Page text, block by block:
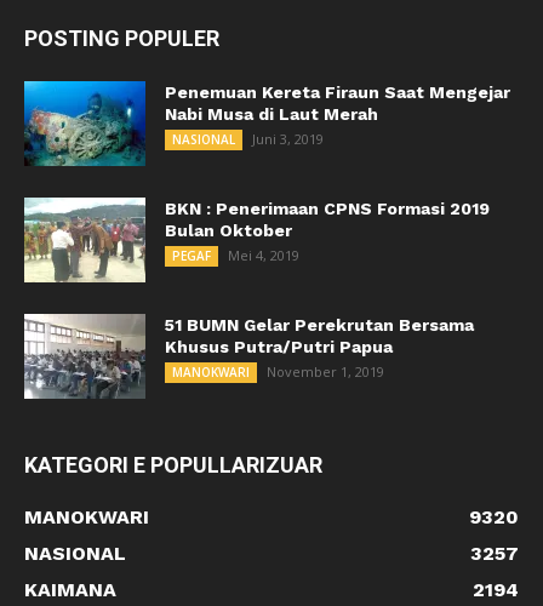
POSTING POPULER
Penemuan Kereta Firaun Saat Mengejar
Nabi Musa di Laut Merah
NASIONAL Juni 3, 2019
BKN : Penerimaan CPNS Formasi 2019
Bulan Oktober
PEGAF Mei 4, 2019
51 BUMN Gelar Perekrutan Bersama
Khusus Putra/Putri Papua
MANOKWARI November 1, 2019
KATEGORI E POPULLARIZUAR
MANOKWARI
9320
NASIONAL
3257
KAIMANA
2194